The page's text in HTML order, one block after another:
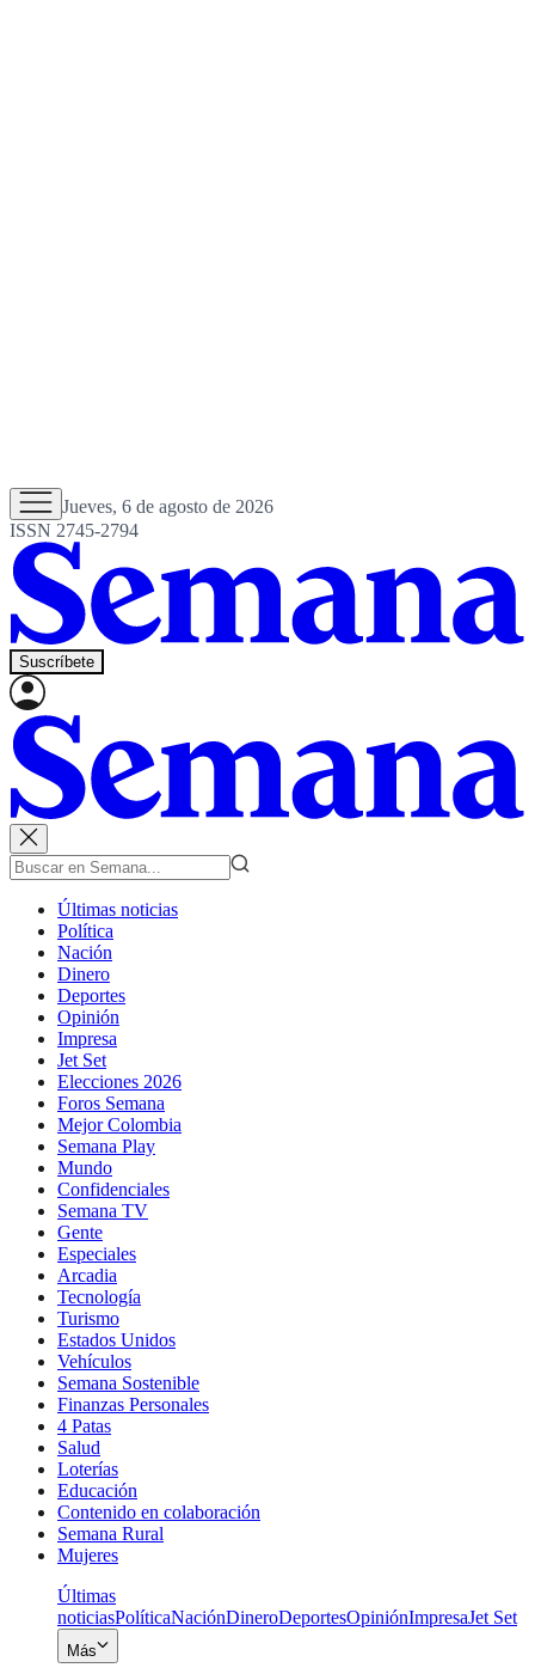
Jueves, 6 de agosto de 2026
ISSN 2745-2794
Suscríbete
Últimas noticias
Política
Nación
Dinero
Deportes
Opinión
Impresa
Jet Set
Elecciones 2026
Foros Semana
Mejor Colombia
Semana Play
Mundo
Confidenciales
Semana TV
Gente
Especiales
Arcadia
Tecnología
Turismo
Estados Unidos
Vehículos
Semana Sostenible
Finanzas Personales
4 Patas
Salud
Loterías
Educación
Contenido en colaboración
Semana Rural
Mujeres
Últimas
noticiasPolíticaNaciónDineroDeportesOpiniónImpresaJet Set
Más